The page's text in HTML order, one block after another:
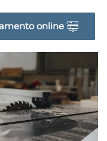
online